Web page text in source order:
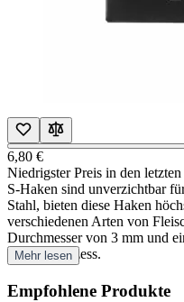
6,80 €
Niedrigster Preis in den letzten
S-Haken sind unverzichtbar
Stahl, bieten diese Haken
verschiedenen Arten von
Durchmesser von 3 mm und
Räucherprozess.
Mehr lesen
Empfohlene Produkte